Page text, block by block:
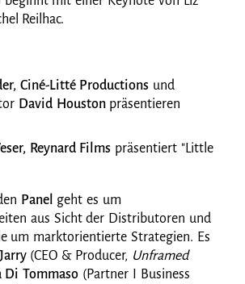
Reilhac.
Ciné-Litté Productions und
David Houston präsentieren
Reynard Films präsentiert "Little
Panel geht es um
aus Sicht der Distributoren und
um marktorientierte Strategien. Es
(CEO & Producer, Unframed
Di Tommaso (Partner I Business